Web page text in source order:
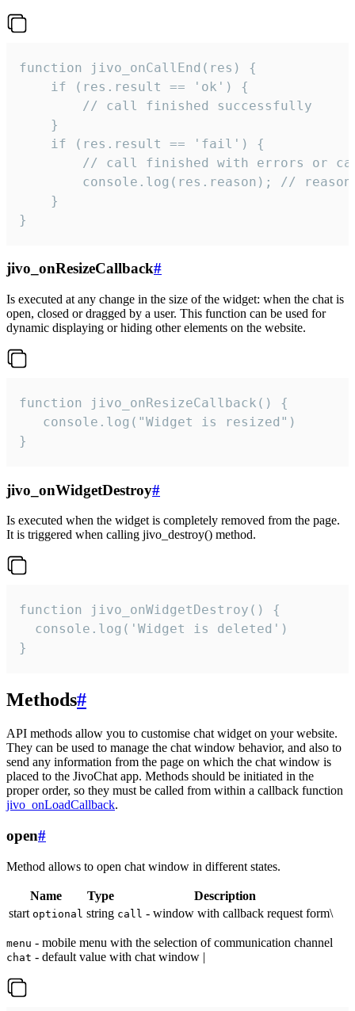
function jivo_onCallEnd(res) {
    if (res.result == 'ok') {
        // call finished successfully
    }
    if (res.result == 'fail') {
// call finished with errors or
console.log(res.reason); //
    }
}
jivo_onResizeCallback#
Is executed at any change in the size of the widget: when the chat is
open, closed or dragged by a user. This function can be used for
dynamic displaying or hiding other elements on the website.
function jivo_onResizeCallback() {
   console.log("Widget is resized")
}
jivo_onWidgetDestroy#
Is executed when the widget is completely removed from the page.
It is triggered when calling jivo_destroy() method.
function jivo_onWidgetDestroy() {
  console.log('Widget is deleted')
}
Methods#
API methods allow you to customise chat widget on your website.
They can be used to manage the chat window behavior, and also to
send any information from the page on which the chat window is
placed to the JivoChat app. Methods should be initiated in the
proper order, so they must be called from within a callback function
jivo_onLoadCallback.
open#
Method allows to open chat window in different states.
Name Type
Description
start optional string call - window with callback request form\
menu - mobile menu with the selection of communication channel
chat - default value with chat window |